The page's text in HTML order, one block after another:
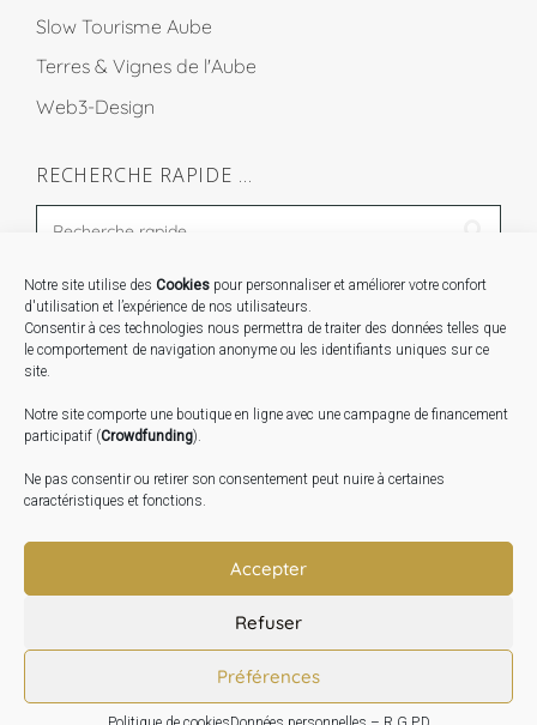
Notre site utilise des Cookies pour personnaliser et améliorer votre confort
d'utilisation et l’expérience de nos utilisateurs.
Consentir à ces technologies nous permettra de traiter des données telles que
le comportement de navigation anonyme ou les identifiants uniques sur ce
site.
Notre site comporte une boutique en ligne avec une campagne de financement
participatif (Crowdfunding).
Ne pas consentir ou retirer son consentement peut nuire à certaines
caractéristiques et fonctions.
Accepter
Refuser
Préférences
Slow Tourisme Aube
Terres & Vignes de l'Aube
Web3-Design
RECHERCHE RAPIDE …
STAGES …
Expo « Mesures de lumière » du 19 Sept au 29 Nov.
Inauguration de la Grange : Le 17 Oct. 2026
Atelier Image : L’art au service de la santé mentale –
10 Oct. 2026